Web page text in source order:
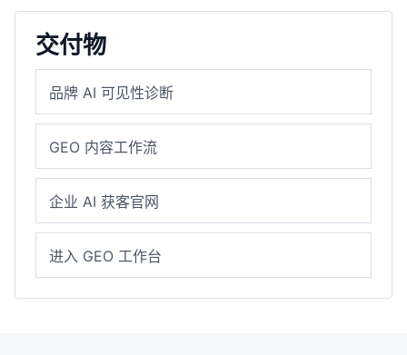
交付物
品牌 AI 可见性诊断
GEO 内容工作流
企业 AI 获客官网
进入 GEO 工作台